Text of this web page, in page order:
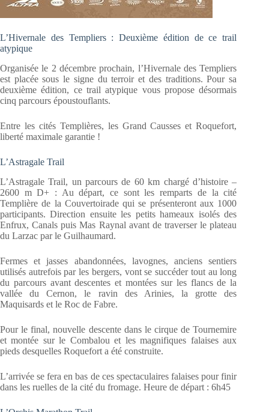
L’Hivernale des Templiers : Deuxième édition de ce trail
atypique
Organisée le 2 décembre prochain, l’Hivernale des Templiers
est placée sous le signe du terroir et des traditions. Pour sa
deuxième édition, ce trail atypique vous propose désormais
cinq parcours époustouflants.
Entre les cités Templières, les Grand Causses et Roquefort,
liberté maximale garantie !
L’Astragale Trail
L’Astragale Trail, un parcours de 60 km chargé d’histoire –
2600 m D+ : Au départ, ce sont les remparts de la cité
Templière de la Couvertoirade qui se présenteront aux 1000
participants. Direction ensuite les petits hameaux isolés des
Enfrux, Canals puis Mas Raynal avant de traverser le plateau
du Larzac par le Guilhaumard.
Fermes et jasses abandonnées, lavognes, anciens sentiers
utilisés autrefois par les bergers, vont se succéder tout au long
du parcours avant descentes et montées sur les flancs de la
vallée du Cernon, le ravin des Arinies, la grotte des
Maquisards et le Roc de Fabre.
Pour le final, nouvelle descente dans le cirque de Tournemire
et montée sur le Combalou et les magnifiques falaises aux
pieds desquelles Roquefort a été construite.
L’arrivée se fera en bas de ces spectaculaires falaises pour finir
dans les ruelles de la cité du fromage. Heure de départ : 6h45